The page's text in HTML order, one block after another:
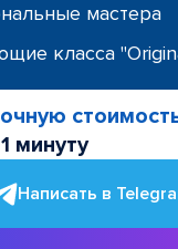
мастера
класса
минуту
Написать в